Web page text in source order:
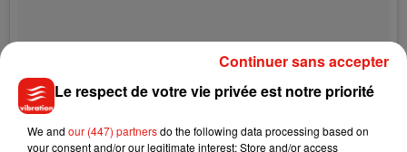
Le respect de votre vie privée est notre priorité
We and our (447) partnersdo the following data processing based on
your consent and/or our legitimate interest: Store and/or access
Continuer sans accepter